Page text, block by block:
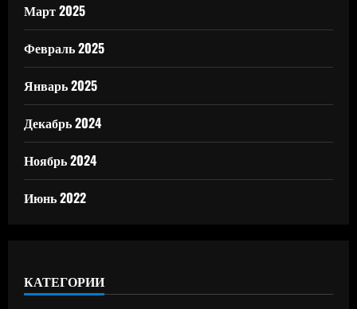
Март 2025
Февраль 2025
Январь 2025
Декабрь 2024
Ноябрь 2024
Июнь 2022
КАТЕГОРИИ